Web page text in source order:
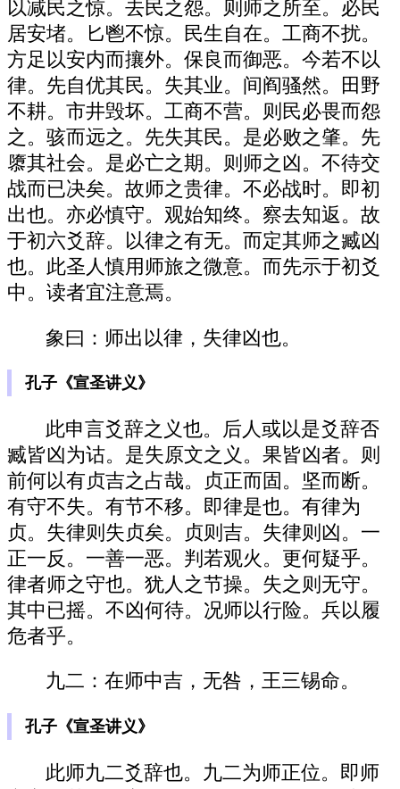
以减民之惊。去民之怨。则师之所至。必民
居安堵。匕鬯不惊。民生自在。工商不扰。
方足以安内而攘外。保良而御恶。今若不以
律。先自优其民。失其业。间阎骚然。田野
不耕。市井毁坏。工商不营。则民必畏而怨
之。骇而远之。先失其民。是必败之肇。先
隳其社会。是必亡之期。则师之凶。不待交
战而已决矣。故师之贵律。不必战时。即初
出也。亦必慎守。观始知终。察去知返。故
于初六爻辞。以律之有无。而定其师之臧凶
也。此圣人慎用师旅之微意。而先示于初爻
中。读者宜注意焉。
象曰：师出以律，失律凶也。
孔子《宣圣讲义》
此申言爻辞之义也。后人或以是爻辞否
臧皆凶为诂。是失原文之义。果皆凶者。则
前何以有贞吉之占哉。贞正而固。坚而断。
有守不失。有节不移。即律是也。有律为
贞。失律则失贞矣。贞则吉。失律则凶。一
正一反。一善一恶。判若观火。更何疑乎。
律者师之守也。犹人之节操。失之则无守。
其中已摇。不凶何待。况师以行险。兵以履
危者乎。
九二：在师中吉，无咎，王三锡命。
孔子《宣圣讲义》
此师九二爻辞也。九二为师正位。即师